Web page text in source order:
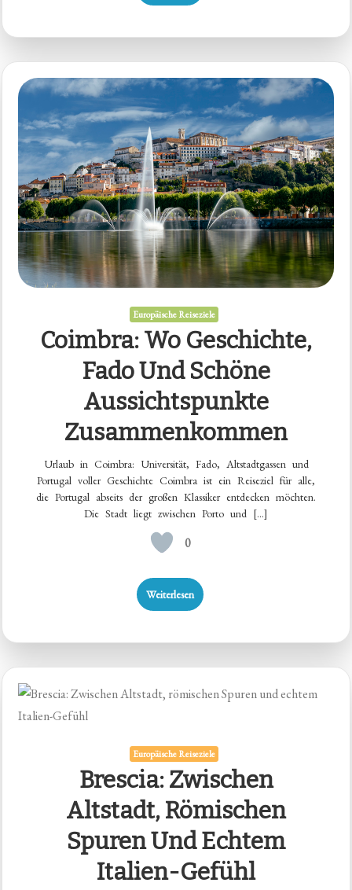
Europäische Reiseziele
Coimbra: Wo Geschichte,
Fado Und Schöne
Aussichtspunkte
Zusammenkommen
Urlaub in Coimbra: Universität, Fado, Altstadtgassen und
Portugal voller Geschichte Coimbra ist ein Reiseziel für alle,
die Portugal abseits der großen Klassiker entdecken möchten.
Die Stadt liegt zwischen Porto und […]
0
Weiterlesen
Europäische Reiseziele
Brescia: Zwischen
Altstadt, Römischen
Spuren Und Echtem
Italien-Gefühl